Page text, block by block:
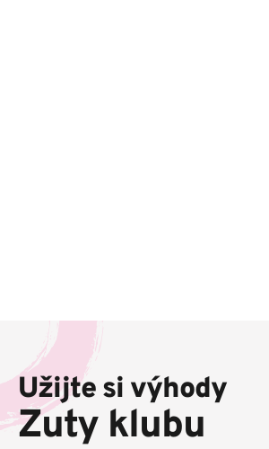
a
í
Užijte si výhody
Zuty klubu